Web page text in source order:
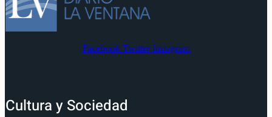
Facebook Twitter Instagram
Cultura y Sociedad